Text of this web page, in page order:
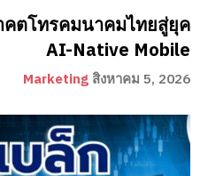
ตโทรคมนาคมไทยสู่ยุค
AI-Native Mobile
Marketing สิงหาคม 5, 2026